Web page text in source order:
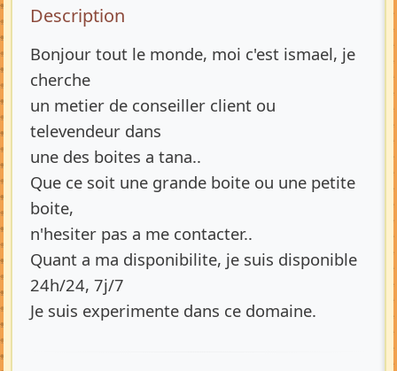
Description de l’annonce
Description
Bonjour tout le monde, moi c'est ismael, je
cherche
un metier de conseiller client ou
televendeur dans
une des boites a tana..
Que ce soit une grande boite ou une petite
boite,
n'hesiter pas a me contacter..
Quant a ma disponibilite, je suis disponible
24h/24, 7j/7
Je suis experimente dans ce domaine.